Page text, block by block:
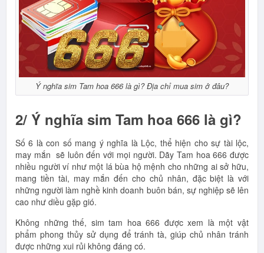
Ý nghĩa sim Tam hoa 666 là gì? Địa chỉ mua sim ở đâu?
2/ Ý nghĩa sim Tam hoa 666 là gì?
Số 6 là con số mang ý nghĩa là Lộc, thể hiện cho sự tài lộc,
may mắn sẽ luôn đến với mọi người. Dãy Tam hoa 666 được
nhiều người ví như một lá bùa hộ mệnh cho những ai sở hữu,
mang tiền tài, may mắn đến cho chủ nhân, đặc biệt là với
những người làm nghề kinh doanh buôn bán, sự nghiệp sẽ lên
cao như diều gặp gió.
Không những thế, sim tam hoa 666 được xem là một vật
phẩm phong thủy sử dụng để tránh tà, giúp chủ nhân tránh
được những xui rủi không đáng có.